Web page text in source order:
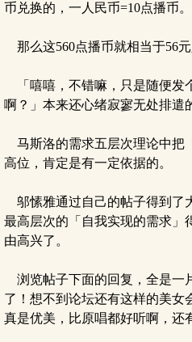
币兑换的，一人民币=10点播币。
那么这560点播币就相当于56元
「嘻嘻，不错嘛，只是随便发
啊？」本来还心绪寂寥无处排遣
马斯洛的需求五层次理论中把
高位，肯定是有一定依据的。
邬愫雅通过自己的帖子得到了
最高层次的「自我实现的需求」
由高兴了。
浏览帖子下面的回复，全是一
了！想不到论坛还有这样的美女
真是优美，比原唱都好听啊，还